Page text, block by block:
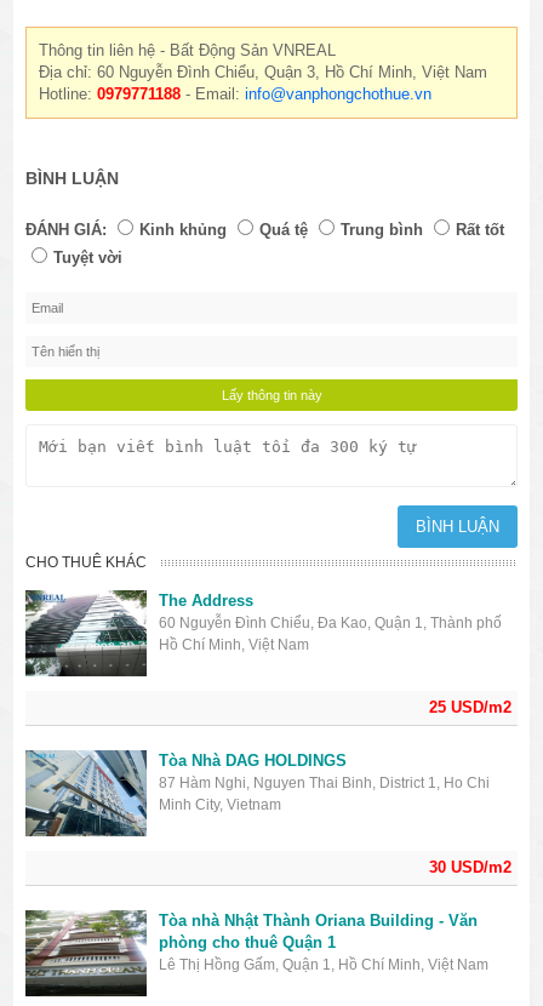
Thông tin liên hệ - Bất Động Sản VNREAL
Địa chỉ: 60 Nguyễn Đình Chiểu, Quận 3, Hồ Chí Minh, Việt Nam
Hotline:0979771188 - Email:info@vanphongchothue.vn
BÌNH LUẬN
ĐÁNH GIÁ: Kinh khủng Quá tệ Trung bình
Rất tốt
Tuyệt vời
CHO THUÊ KHÁC
25 USD/m2
The Address
60 Nguyễn Đình Chiểu, Đa Kao, Quận 1, Thành phố
Hồ Chí Minh, Việt Nam
30 USD/m2
Tòa Nhà DAG HOLDINGS
87 Hàm Nghi, Nguyen Thai Binh, District 1, Ho Chi
Minh City, Vietnam
Tòa nhà Nhật Thành Oriana Building - Văn
phòng cho thuê Quận 1
Lê Thị Hồng Gấm, Quận 1, Hồ Chí Minh, Việt Nam